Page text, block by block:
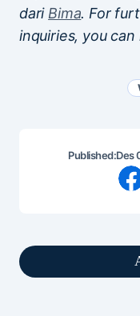
dari Bima. For
inquiries, you can
Published:Des